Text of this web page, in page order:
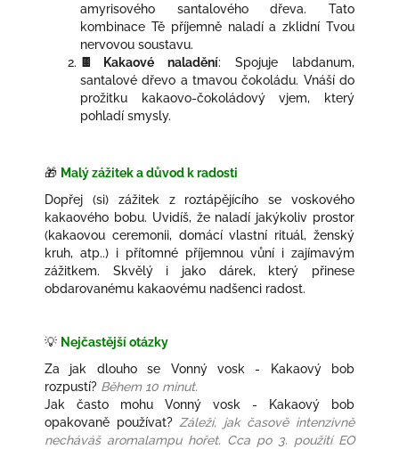
amyrisového santalového dřeva. Tato
kombinace Tě příjemně naladí a zklidní Tvou
nervovou soustavu.
🍫Kakaové naladění: Spojuje labdanum,
santalové dřevo a tmavou čokoládu. Vnáší do
prožitku kakaovo-čokoládový vjem, který
pohladí smysly.
🎁 Malý zážitek a důvod k radosti
Dopřej (si) zážitek z roztápějícího se voskového
kakaového bobu. Uvidíš, že naladí jakýkoliv prostor
(kakaovou ceremonii, domácí vlastní rituál, ženský
kruh, atp..) i přítomné příjemnou vůní i zajímavým
zážitkem. Skvělý i jako dárek, který přinese
obdarovanému kakaovému nadšenci radost.
💡 Nejčastější otázky
Za jak dlouho se Vonný vosk - Kakaový bob
rozpustí? Během 10 minut.
Jak často mohu Vonný vosk - Kakaový bob
opakovaně používat? Záleží, jak časově intenzivně
necháváš aromalampu hořet. Cca po 3. použití EO